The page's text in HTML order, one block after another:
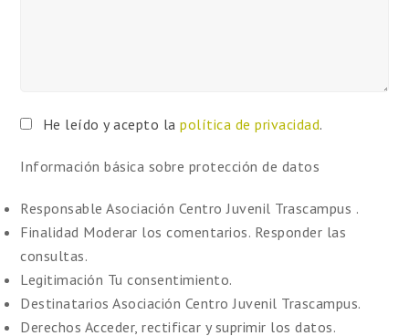
He leído y acepto lapolítica de privacidad.
Información básica sobre protección de datos
Responsable Asociación Centro Juvenil Trascampus .
Finalidad Moderar los comentarios. Responder las
consultas.
Legitimación Tu consentimiento.
Destinatarios Asociación Centro Juvenil Trascampus.
Derechos Acceder, rectificar y suprimir los datos.